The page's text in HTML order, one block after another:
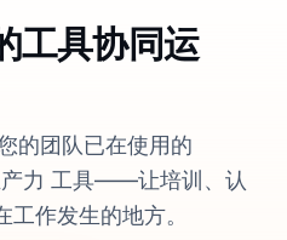
工具协同运
的团队已在使用的
产力 工具——让培训、认
作发生的地方。